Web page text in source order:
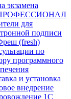
экзамена
для
подписи
(fresh)
по
программного
и установка
внедрение
1С